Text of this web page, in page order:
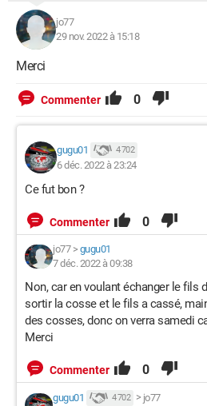
jo77
29 nov. 2022 à 15:18
Merci
Commenter 0
gugu01 4 702
6 déc. 2022 à 23:24
Ce fut bon ?
Commenter 0
jo77> gugu01
7 déc. 2022 à 09:38
Non, car en voulant échanger le fils
sortir la cosse et le fils a cassé,
des cosses, donc on verra samedi
Merci
Commenter 0
gugu01 4 702 > jo77